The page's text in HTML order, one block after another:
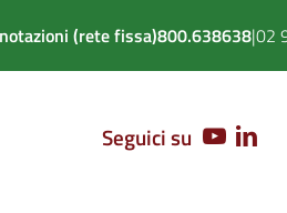
(rete fissa)800.638638|02
Seguici su YOUTUBE